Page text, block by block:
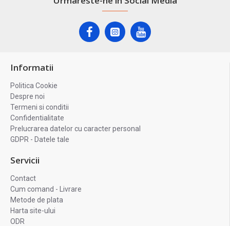
Informatii
Politica Cookie
Despre noi
Termeni si conditii
Confidentialitate
Prelucrarea datelor cu caracter personal
GDPR - Datele tale
Servicii
Contact
Cum comand - Livrare
Metode de plata
Harta site-ului
ODR